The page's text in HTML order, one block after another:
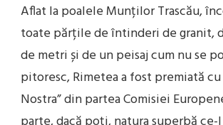
Aflat la poalele Munților Trascău,
toate părțile de întinderi de granit,
de metri și de un peisaj cum nu se
pitoresc, Rimetea a fost premiată
Nostra” din partea Comisiei